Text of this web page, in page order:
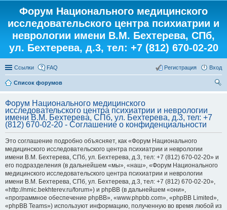
Форум Национального медицинского
исследовательского центра психиатрии и
неврологии имени В.М. Бехтерева, СПб,
ул. Бехтерева, д.3, тел: +7 (812) 670-02-20
Ссылки FAQ Вход
Регистрация
Список форумов
Форум Национального медицинского
исследовательского центра психиатрии и неврологии
имени В.М. Бехтерева, СПб, ул. Бехтерева, д.3, тел: +7
(812) 670-02-20 - Соглашение о конфиденциальности
Это соглашение подробно объясняет, как «Форум Национального
медицинского исследовательского центра психиатрии и неврологии
имени В.М. Бехтерева, СПб, ул. Бехтерева, д.3, тел: +7 (812) 670-02-20» и
его подразделения (в дальнейшем «мы», «наш», «Форум Национального
медицинского исследовательского центра психиатрии и неврологии
имени В.М. Бехтерева, СПб, ул. Бехтерева, д.3, тел: +7 (812) 670-02-20»,
«http://nmic.bekhterev.ru/forum») и phpBB (в дальнейшем «они»,
«программное обеспечение phpBB», «www.phpbb.com», «phpBB Limited»,
«phpBB Teams») используют информацию, полученную во время любой из